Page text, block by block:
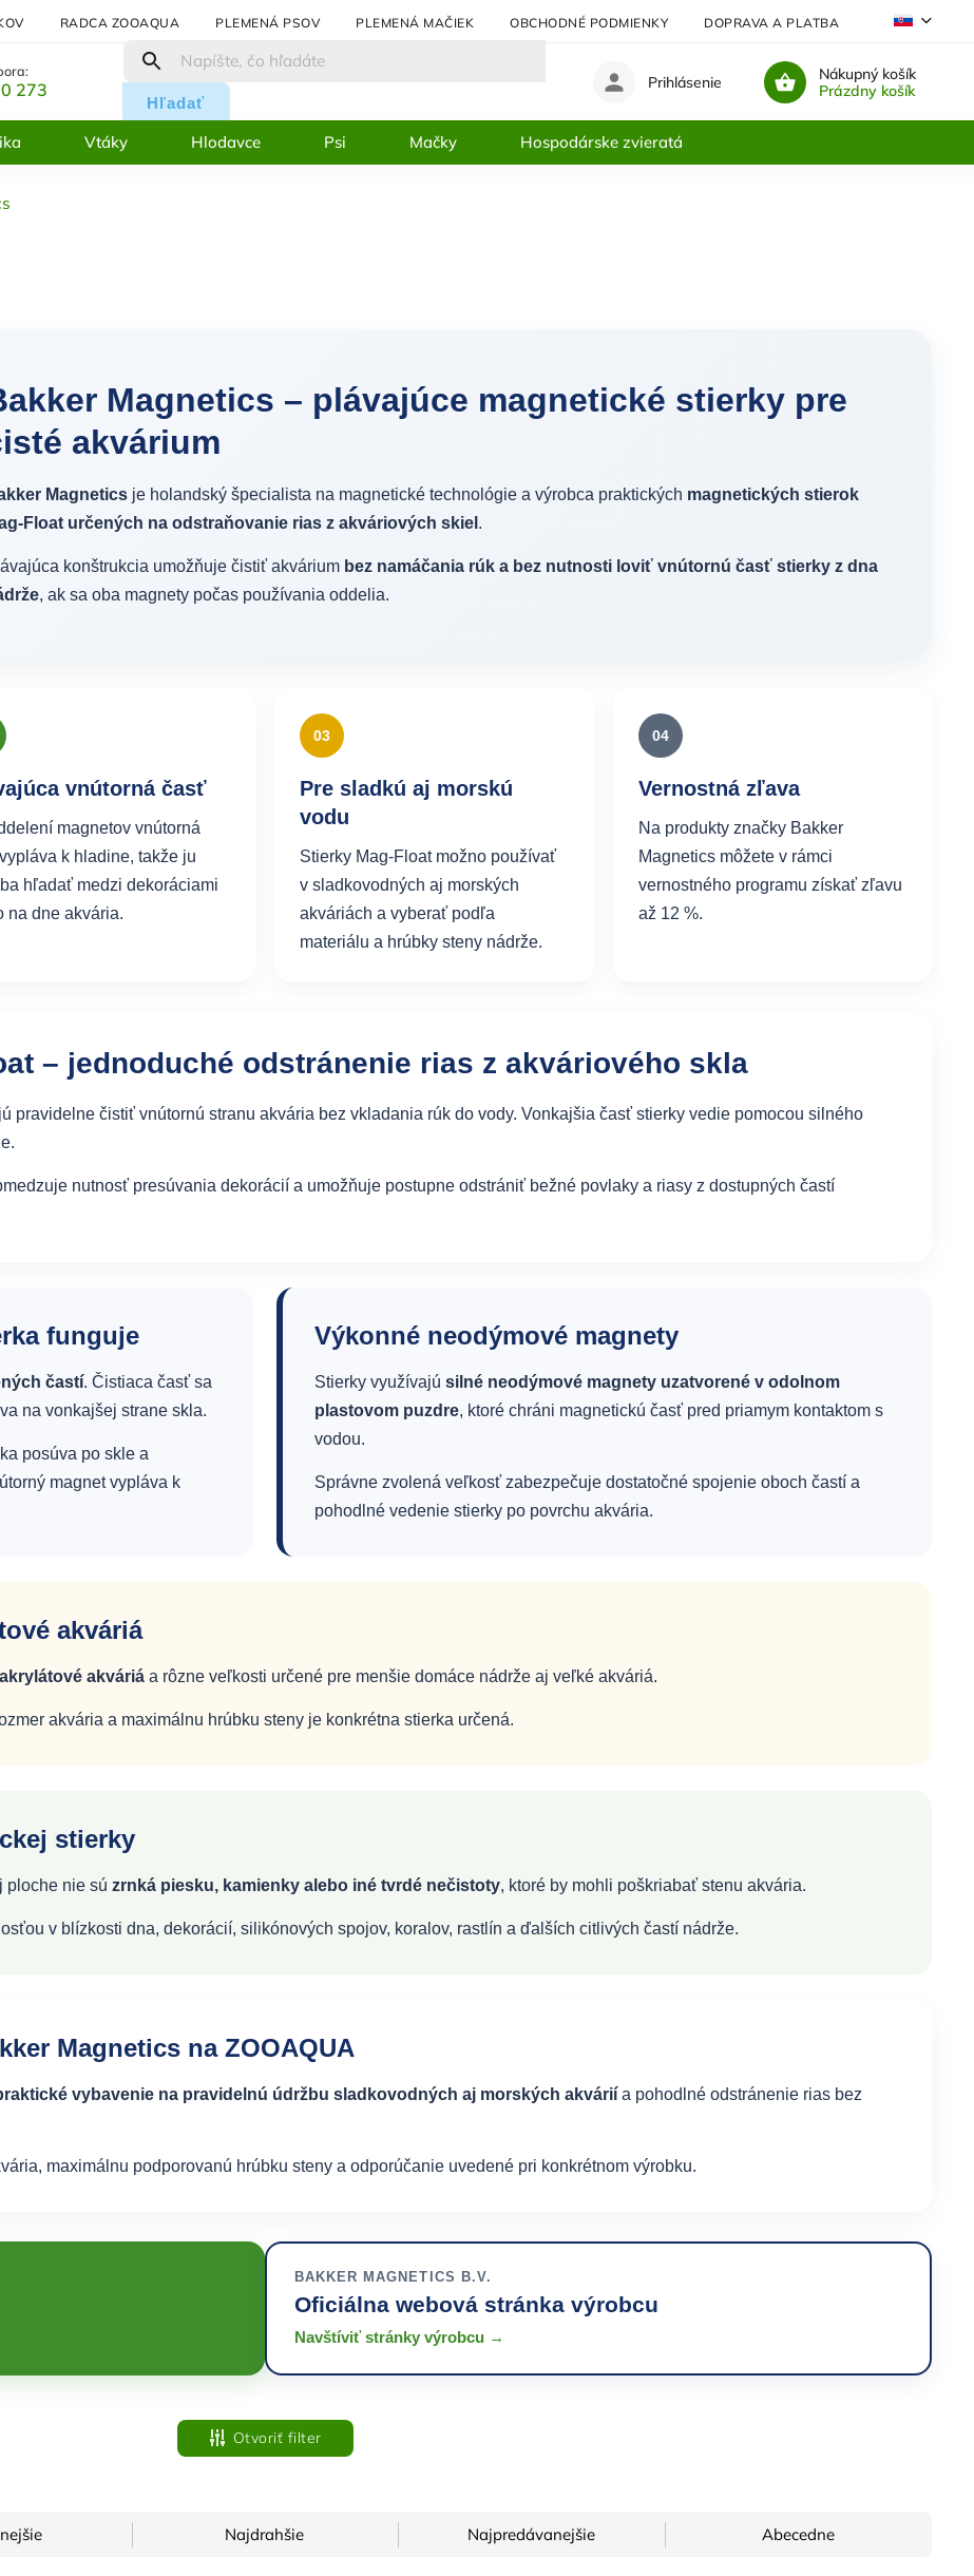
RADCA ZOOAQUA PLEMENÁ PSOV PLEMENÁ MAČIEK OBCHODNÉ PODMIENKY DOPRAVA A PLATBA
273
Hľadať
Nákupný košík
Prázdny košík
Prihlásenie
Vtáky Hlodavce Psi Mačky Hospodárske zvieratá
Magnetics – plávajúce magnetické stierky pre
akvárium
Magnetics je holandský špecialista na magnetické technológie a výrobca praktických magnetických stierok
Float určených na odstraňovanie rias z akváriových skiel .
konštrukcia umožňuje čistiť akvárium bez namáčania rúk a bez nutnosti loviť vnútornú časť stierky z dna
, ak sa oba magnety počas používania oddelia.
vnútorná časť
magnetov vnútorná
k hladine, takže ju
hľadať medzi dekoráciami
na dne akvária.
03
Pre sladkú aj morskú
vodu
Stierky Mag-Float možno používať
v sladkovodných aj morských
akváriách a vyberať podľa
materiálu a hrúbky steny nádrže.
04
Vernostná zľava
Na produkty značky Bakker
Magnetics môžete v rámci
vernostného programu získať zľavu
až 12 %.
– jednoduché odstránenie rias z akváriového skla
pravidelne čistiť vnútornú stranu akvária bez vkladania rúk do vody. Vonkajšia časť stierky vedie pomocou silného
nutnosť presúvania dekorácií a umožňuje postupne odstrániť bežné povlaky a riasy z dostupných častí
funguje
častí. Čistiaca časť sa
na vonkajšej strane skla.
posúva po skle a
magnet vypláva k
Výkonné neodýmové magnety
Stierky využívajú silné neodýmové magnety uzatvorené v odolnom
plastovom puzdre, ktoré chráni magnetickú časť pred priamym kontaktom s
vodou.
Správne zvolená veľkosť zabezpečuje dostatočné spojenie oboch častí a
pohodlné vedenie stierky po povrchu akvária.
akváriá
akváriá a rôzne veľkosti určené pre menšie domáce nádrže aj veľké akváriá.
akvária a maximálnu hrúbku steny je konkrétna stierka určená.
stierky
ploche nie sú zrnká piesku, kamienky alebo iné tvrdé nečistoty, ktoré by mohli poškriabať stenu akvária.
v blízkosti dna, dekorácií, silikónových spojov, koralov, rastlín a ďalších citlivých častí nádrže.
Magnetics na ZOOAQUA
vybavenie na pravidelnú údržbu sladkovodných aj morských akvárií a pohodlné odstránenie rias bez
maximálnu podporovanú hrúbku steny a odporúčanie uvedené pri konkrétnom výrobku.
BAKKER MAGNETICS B.V.
Oficiálna webová stránka výrobcu
Navštíviť stránky výrobcu →
Otvoriť filter
Najdrahšie Najpredávanejšie Abecedne